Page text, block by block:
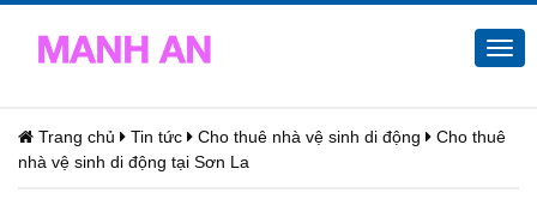
Trang chủ Tin tức Cho thuê nhà vệ sinh di động
Cho thuê
nhà vệ sinh di động tại Sơn La